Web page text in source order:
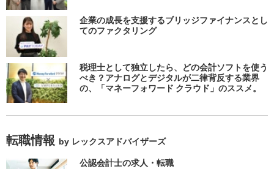
企業の成長を支援するブリッジファイナンスとし
てのファクタリング
税理士として独立したら、どの会計ソフトを使う
べき？アナログとデジタルが二律背反する業界
の、「マネーフォワード クラウド」のススメ。
転職情報 by レックスアドバイザーズ
公認会計士の求人・転職